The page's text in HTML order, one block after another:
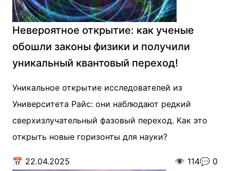
Невероятное открытие: как ученые
обошли законы физики и получили
уникальный квантовый переход!
Уникальное открытие исследователей из
Университета Райс: они наблюдают редкий
сверхизлучательный фазовый переход. Как это
открыть новые горизонты для науки?
📅 22.04.2025 👁️ 114💬 0